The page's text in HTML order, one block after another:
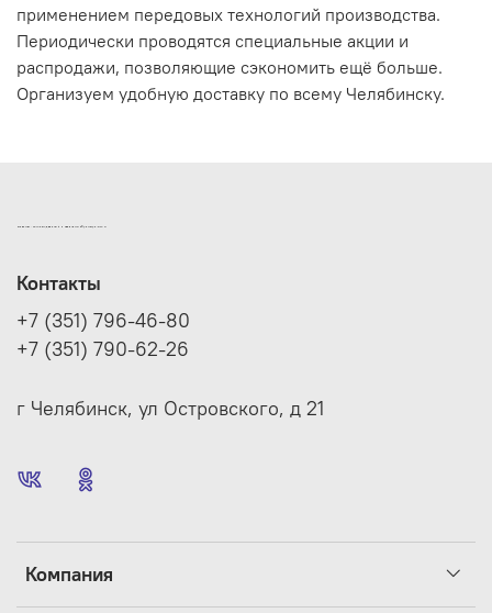
применением передовых технологий производства.
Периодически проводятся специальные акции и
распродажи, позволяющие сэкономить ещё больше.
Организуем удобную доставку по всему Челябинску.
ИНТЕРНЕТ-МАГАЗИН ДВЕРНОЙ И МЕБЕЛЬНОЙ ФУРНИТУРЫ САМ
Компания
Контакты
+7 (351) 796-46-80
+7 (351) 790-62-26
г Челябинск, ул Островского, д 21